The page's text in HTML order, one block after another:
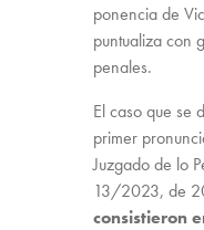
ponencia de
puntualiza con
penales.
El caso que se
primer
Juzgado de lo
13/2023, de
consistieron